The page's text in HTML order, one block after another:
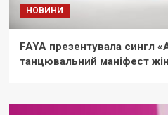
НОВИНИ
FAYA презентувала сингл
танцювальний маніфест